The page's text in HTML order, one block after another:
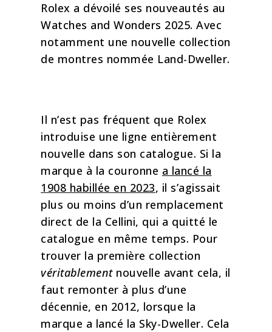
Rolex a dévoilé ses nouveautés au
Watches and Wonders 2025. Avec
notamment une nouvelle collection
de montres nommée Land-Dweller.
Il n’est pas fréquent que Rolex
introduise une ligne entièrement
nouvelle dans son catalogue. Si la
marque à la couronne a lancé la
1908 habillée en 2023, il s’agissait
plus ou moins d’un remplacement
direct de la Cellini, qui a quitté le
catalogue en même temps. Pour
trouver la première collection
véritablementnouvelle avant cela, il
faut remonter à plus d’une
décennie, en 2012, lorsque la
marque a lancé la Sky-Dweller. Cela